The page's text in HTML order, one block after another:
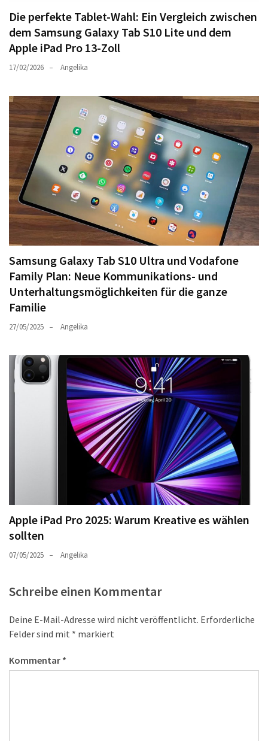
Die perfekte Tablet-Wahl: Ein Vergleich zwischen
dem Samsung Galaxy Tab S10 Lite und dem
Apple iPad Pro 13-Zoll
17/02/2026 Angelika
Samsung Galaxy Tab S10 Ultra und Vodafone
Family Plan: Neue Kommunikations- und
Unterhaltungsmöglichkeiten für die ganze
Familie
27/05/2025 Angelika
Apple iPad Pro 2025: Warum Kreative es wählen
sollten
07/05/2025 Angelika
Schreibe einen Kommentar
Deine E-Mail-Adresse wird nicht veröffentlicht. Erforderliche
Felder sind mit * markiert
Kommentar *